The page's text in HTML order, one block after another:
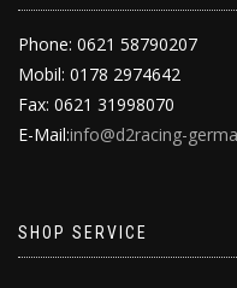
Phone: 0621 58790207
Mobil: 0178 2974642
Fax: 0621 31998070
E-Mail:info@d2racing-
SHOP SERVICE